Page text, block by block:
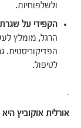
ולשלפוחיות.
הקפידי על
הרגל, מומלץ
הפדיקוריסטית.
לטיפול.
·
אורלית אוקוביץ